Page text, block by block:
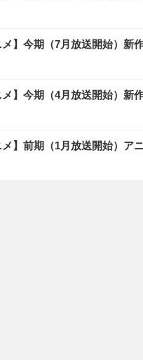
メ】今期（7月放送開始）新
メ】今期（4月放送開始）新
メ】前期（1月放送開始）ア